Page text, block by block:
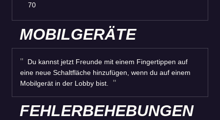
70
MOBILGERÄTE
Du kannst jetzt Freunde mit einem Fingertippen auf
eine neue Schaltfläche hinzufügen, wenn du auf einem
Mobilgerät in der Lobby bist.
FEHLERBEHEBUNGEN